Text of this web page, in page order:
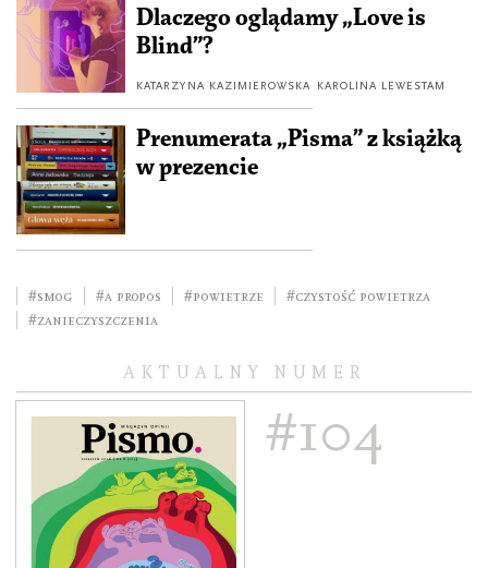
Dlaczego oglądamy „Love is
Blind”?
KATARZYNA KAZIMIEROWSKA KAROLINA LEWESTAM
Prenumerata „Pisma” z książką
w prezencie
#smog #a propos #powietrze
#czystość powietrza
#zanieczyszczenia
AKTUALNY NUMER
#104